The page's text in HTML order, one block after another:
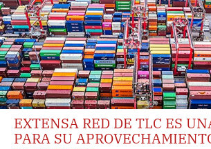
EXTENSA RED DE TLC ES
PARA SU